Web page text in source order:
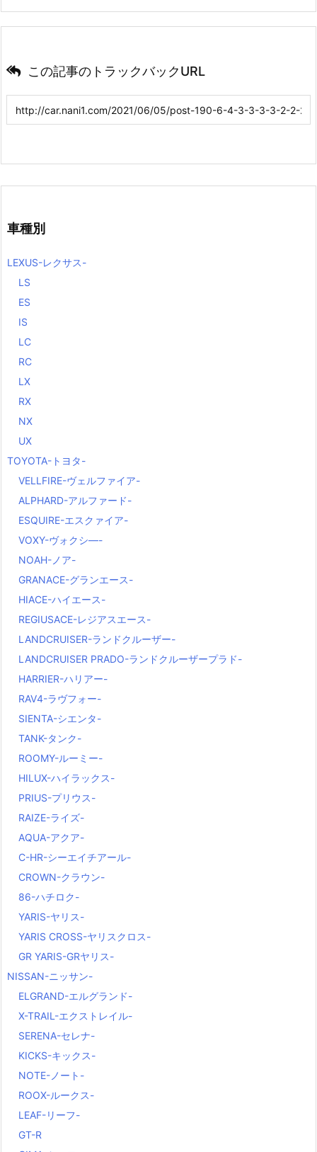
この記事のトラックバックURL
車種別
LEXUS-レクサス-
LS
ES
IS
LC
RC
LX
RX
NX
UX
TOYOTA-トヨタ-
VELLFIRE-ヴェルファイア-
ALPHARD-アルファード-
ESQUIRE-エスクァイア-
VOXY-ヴォクシ―-
NOAH-ノア-
GRANACE-グランエース-
HIACE-ハイエース-
REGIUSACE-レジアスエース-
LANDCRUISER-ランドクルーザー-
LANDCRUISER PRADO-ランドクルーザープラド-
HARRIER-ハリアー-
RAV4-ラヴフォー-
SIENTA-シエンタ-
TANK-タンク-
ROOMY-ルーミー-
HILUX-ハイラックス-
PRIUS-プリウス-
RAIZE-ライズ-
AQUA-アクア-
C-HR-シーエイチアール-
CROWN-クラウン-
86-ハチロク-
YARIS-ヤリス-
YARIS CROSS-ヤリスクロス-
GR YARIS-GRヤリス-
NISSAN-ニッサン-
ELGRAND-エルグランド-
X-TRAIL-エクストレイル-
SERENA-セレナ-
KICKS-キックス-
NOTE-ノート-
ROOX-ルークス-
LEAF-リーフ-
GT-R